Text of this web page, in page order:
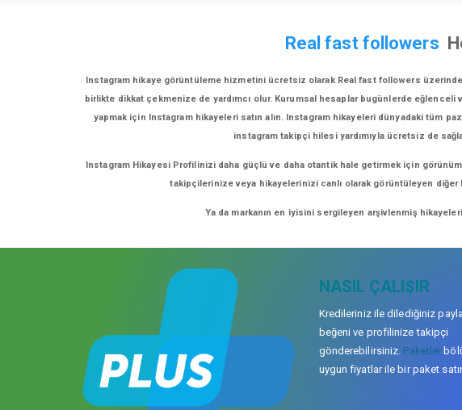
Real fast followers
Instagram hikaye görüntüleme hizmetini ücretsiz olarak Real fast followers
birlikte dikkat çekmenize de yardımcı olur. Kurumsal hesaplar bugünlerde eğlenceli
yapmak için Instagram hikayeleri satın alın. Instagram hikayeleri dünyadaki tüm
instagram takipçi hilesi yardımıyla ücretsiz de
Instagram Hikayesi Profilinizi daha güçlü ve daha otantik hale getirmek için
takipçilerinize veya hikayelerinizi canlı olarak görüntüleyen
Ya da markanın en iyisini sergileyen arşivlenmiş
NASIL ÇALIŞIR
Kredileriniz ile dilediğiniz
beğeni ve profilinize takipçi
gönderebilirsiniz. Paketler
uygun fiyatlar ile bir paket